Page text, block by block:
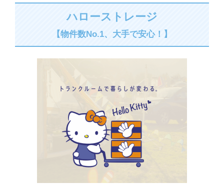
ハローストレージ
【物件数No.1、大手で安心！】